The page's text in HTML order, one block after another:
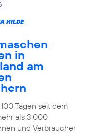
HILDE
in
am
Tagen seit dem
als 3.000
und Verbraucher